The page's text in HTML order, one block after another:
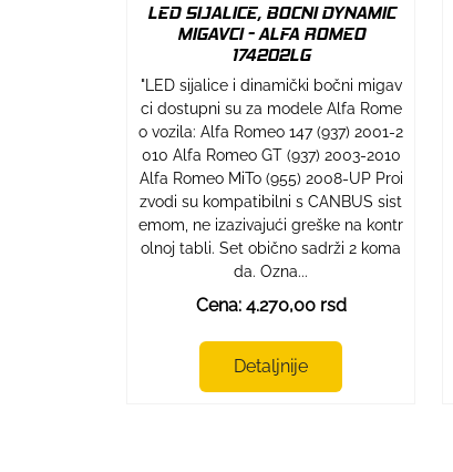
LED SIJALICE, BOCNI DYNAMIC
MIGAVCI - ALFA ROMEO
174202LG
"LED sijalice i dinamički bočni migav
ci dostupni su za modele Alfa Rome
o vozila: Alfa Romeo 147 (937) 2001-2
010 Alfa Romeo GT (937) 2003-2010
Alfa Romeo MiTo (955) 2008-UP Proi
zvodi su kompatibilni s CANBUS sist
emom, ne izazivajući greške na kontr
olnoj tabli. Set obično sadrži 2 koma
da. Ozna...
Cena: 4.270,00 rsd
Detaljnije